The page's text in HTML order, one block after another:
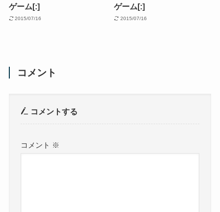
ゲーム[:]
2015/07/16
ゲーム[:]
2015/07/16
コメント
コメントする
コメント ※